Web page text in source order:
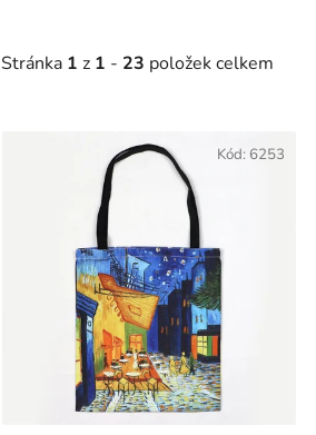
Stránka 1 z 1 - 23 položek celkem
Kód: 6253